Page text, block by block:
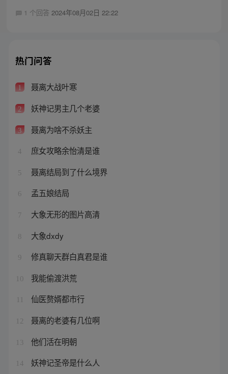
1 个回答 2024年08月02日 22:22
热门问答
1 聂离大战叶寒
2 妖神记男主几个老婆
3 聂离为啥不杀妖主
4 庶女攻略余怡清是谁
5 聂离结局到了什么境界
6 孟五娘结局
7 大象无形的图片高清
8 大象dxdy
9 修真聊天群白真君是谁
10 我能偷渡洪荒
仙医赘婿都市行
12 聂离的老婆有几位啊
13 他们活在明朝
14 妖神记圣帝是什么人